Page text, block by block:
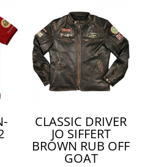
CLASSIC DRIVER
JO SIFFERT
BROWN RUB OFF
GOAT